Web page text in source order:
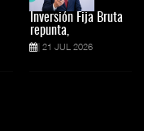
Inversión Fija Bruta
repunta,
21 JUL 2026